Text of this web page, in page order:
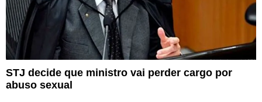
STJ decide que ministro vai perder cargo por
abuso sexual